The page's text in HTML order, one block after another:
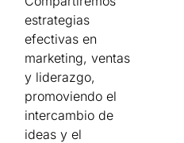
estrategias
efectivas en
marketing, ventas
y liderazgo,
promoviendo el
intercambio de
ideas y el